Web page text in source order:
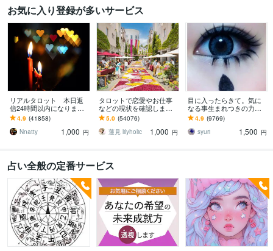
お気に入り登録が多いサービス
リアルタロット 本日返
信24時間以内になります
❤︎タイトルをご確認くださ
い❤︎
4.9 (41858)
Nnatty
1,000 円
タロットで恋愛やお仕事
などの現状を確認します
アドバイスもしっかりお
届けしますので安心して
ください♡
5.0 (54076)
蓮見 lilyholic
1,000 円
目に入ったらきて。気に
なる事生まれつきの力で
視ます 視ましょう恋愛や
仕事などこの先など
4.9 (9769)
syuri
1,500 円
占い全般の定番サービス